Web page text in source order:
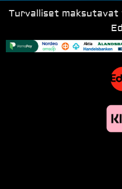
Turvalliset maksutavat